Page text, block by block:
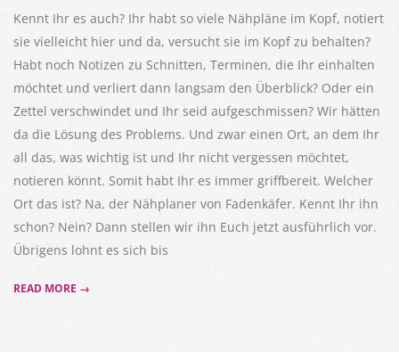
Kennt Ihr es auch? Ihr habt so viele Nähpläne im Kopf, notiert
sie vielleicht hier und da, versucht sie im Kopf zu behalten?
Habt noch Notizen zu Schnitten, Terminen, die Ihr einhalten
möchtet und verliert dann langsam den Überblick? Oder ein
Zettel verschwindet und Ihr seid aufgeschmissen? Wir hätten
da die Lösung des Problems. Und zwar einen Ort, an dem Ihr
all das, was wichtig ist und Ihr nicht vergessen möchtet,
notieren könnt. Somit habt Ihr es immer griffbereit. Welcher
Ort das ist? Na, der Nähplaner von Fadenkäfer. Kennt Ihr ihn
schon? Nein? Dann stellen wir ihn Euch jetzt ausführlich vor.
Übrigens lohnt es sich bis
READ MORE →